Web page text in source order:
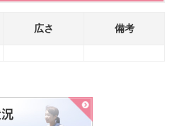
広さ 備考